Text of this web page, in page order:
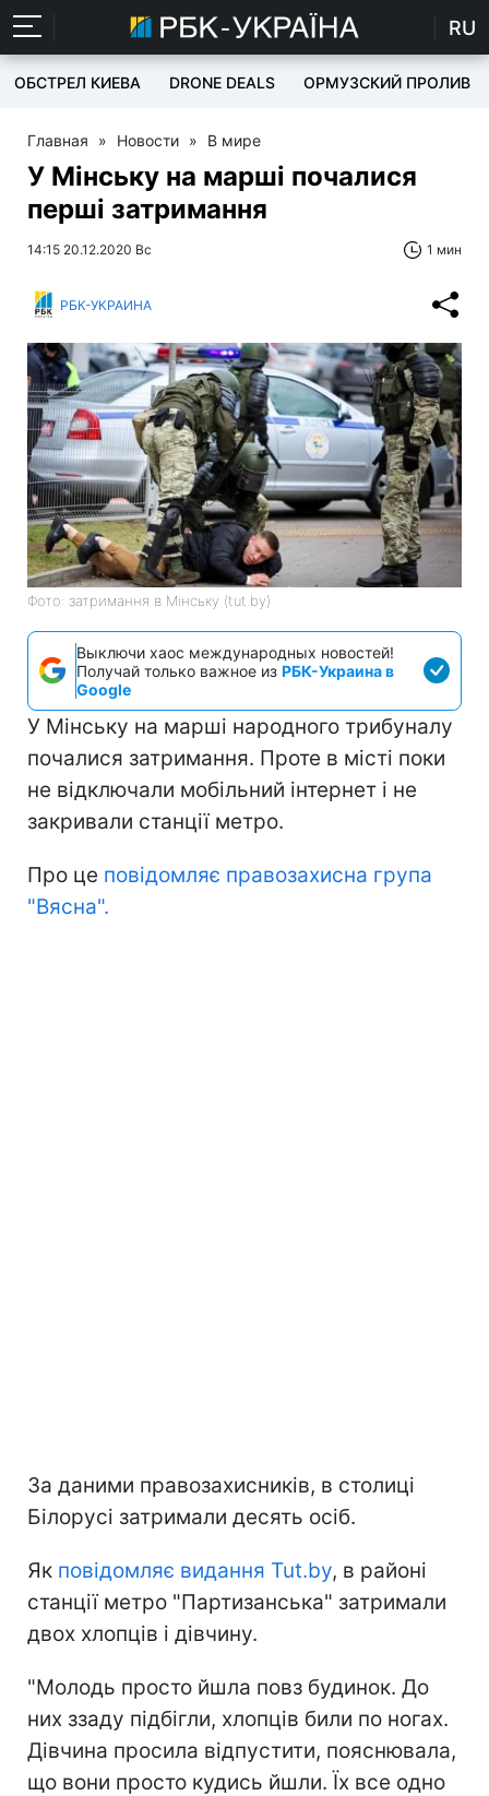
RU
ОБСТРЕЛ КИЕВА DRONE DEALS ОРМУЗСКИЙ ПРОЛИВ
Главная » Новости » В мире
У Мінську на марші почалися
перші затримання
14:15 20.12.2020 Вс 1 мин
РБК-УКРАИНА
Фото: затримання в Мінську (tut.by)
Выключи хаос международных новостей!
Получай только важное из РБК-Украина в
Google
У Мінську на марші народного трибуналу
почалися затримання. Проте в місті поки
не відключали мобільний інтернет і не
закривали станції метро.
Про це повідомляє правозахисна група
"Вясна".
За даними правозахисників, в столиці
Білорусі затримали десять осіб.
Як повідомляє видання Tut.by, в районі
станції метро "Партизанська" затримали
двох хлопців і дівчину.
"Молодь просто йшла повз будинок. До
них ззаду підбігли, хлопців били по ногах.
Дівчина просила відпустити, пояснювала,
що вони просто кудись йшли. Їх все одно